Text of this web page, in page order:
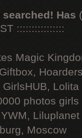
Has
::::::::::::::::
Magic
Lolita
photos
Liluplanet
Moscow